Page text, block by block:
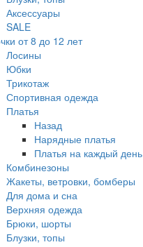
Аксессуары
SALE
от 8 до 12 лет
Лосины
Юбки
Трикотаж
Спортивная одежда
Платья
Назад
Нарядные платья
Платья на каждый день
Комбинезоны
Жакеты, ветровки, бомберы
Для дома и сна
Верхняя одежда
Брюки, шорты
Блузки, топы